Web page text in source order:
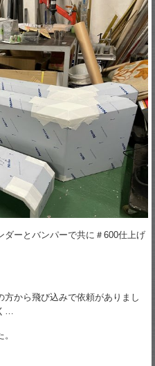
ーとバンパーで共に＃600仕上げ
から飛び込みで依頼がありまし
…